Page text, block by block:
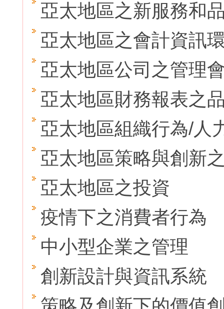
亞太地區之新服務和
亞太地區之會計資訊
亞太地區公司之管理
亞太地區財務報表之
亞太地區組織行為/人
亞太地區策略與創新
亞太地區之投資
疫情下之消費者行為
中小型企業之管理
創新設計與資訊系統